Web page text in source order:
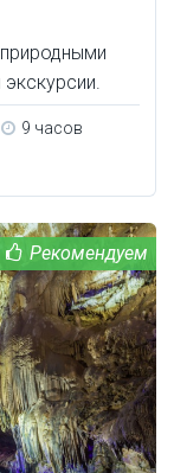
9 часов